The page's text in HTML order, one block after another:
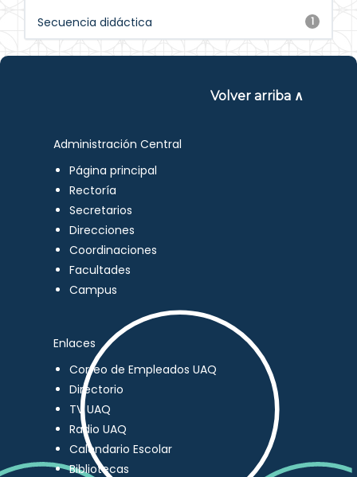
1
Secuencia didáctica
Volver arriba ∧
Administración Central
Página principal
Rectoría
Secretarios
Direcciones
Coordinaciones
Facultades
Campus
Enlaces
Correo de Empleados UAQ
Directorio
TV UAQ
Radio UAQ
Calendario Escolar
Bibliotecas